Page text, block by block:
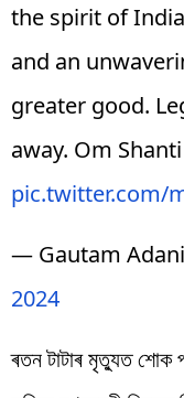
the spirit of
and an
greater good.
away. Om
pic.twitter.com/
— Gautam
2024
ৰতন টাটাৰ মৃত্যুত শোক